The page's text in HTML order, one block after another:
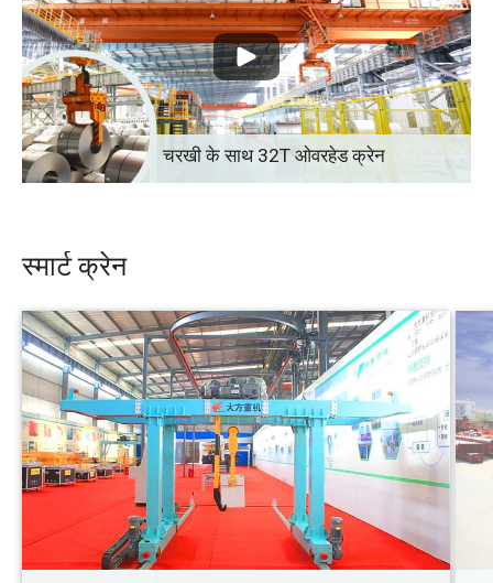
चरखी के साथ 32T ओवरहेड क्रेन
स्मार्ट क्रेन